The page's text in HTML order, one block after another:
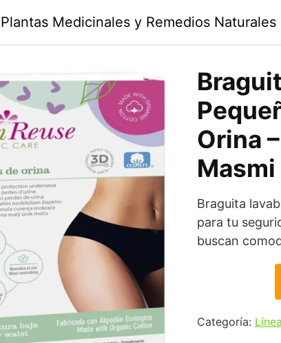
Medicinales y Remedios Naturales
Orina
Masmi
Braguita
para tu
buscan
Categoría: